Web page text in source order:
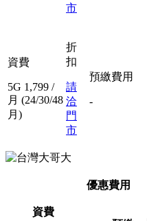
市
資費
5G 1,799 /
月 (24/30/48
月)
折
扣
請
洽
門
市
預繳費用
-
資費
優惠費用